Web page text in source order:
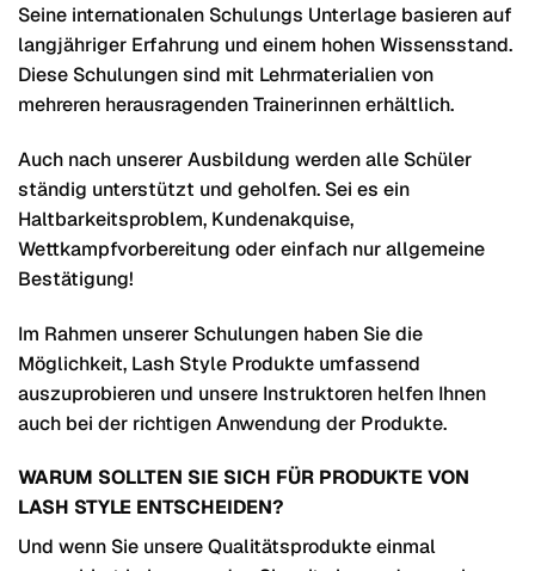
Seine internationalen Schulungs Unterlage basieren auf
langjähriger Erfahrung und einem hohen Wissensstand.
Diese Schulungen sind mit Lehrmaterialien von
mehreren herausragenden Trainerinnen erhältlich.
Auch nach unserer Ausbildung werden alle Schüler
ständig unterstützt und geholfen. Sei es ein
Haltbarkeitsproblem, Kundenakquise,
Wettkampfvorbereitung oder einfach nur allgemeine
Bestätigung!
Im Rahmen unserer Schulungen haben Sie die
Möglichkeit, Lash Style Produkte umfassend
auszuprobieren und unsere Instruktoren helfen Ihnen
auch bei der richtigen Anwendung der Produkte.
WARUM SOLLTEN SIE SICH FÜR PRODUKTE VON
LASH STYLE ENTSCHEIDEN?
Und wenn Sie unsere Qualitätsprodukte einmal